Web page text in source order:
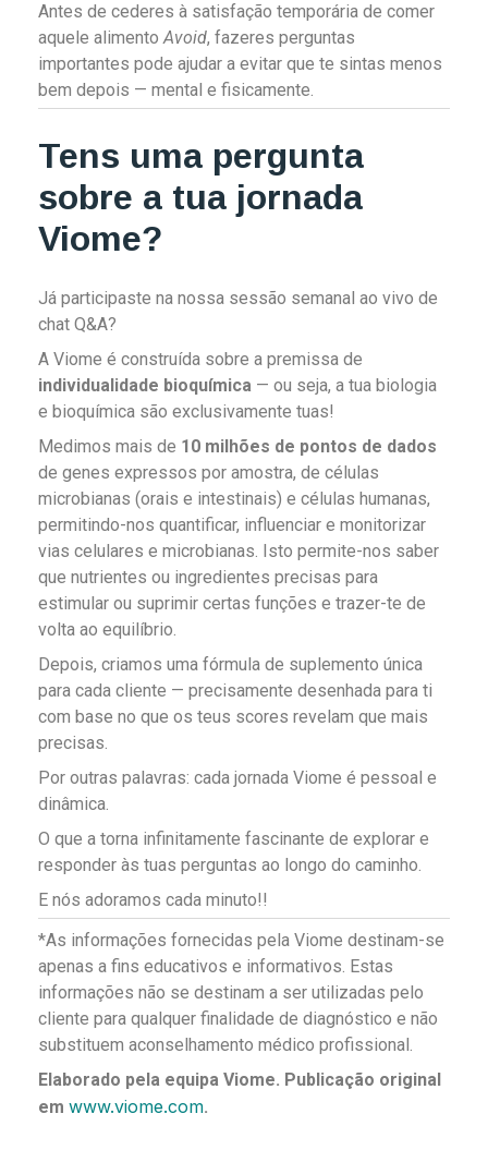
Antes de cederes à satisfação temporária de comer
aquele alimentoAvoid, fazeres perguntas
importantes pode ajudar a evitar que te sintas menos
bem depois — mental e fisicamente.
Tens uma pergunta
sobre a tua jornada
Viome?
Já participaste na nossa sessão semanal ao vivo de
chat Q&A?
A Viome é construída sobre a premissa de
individualidade bioquímica — ou seja, a tua biologia
e bioquímica são exclusivamente tuas!
Medimos mais de 10 milhões de pontos de dados
de genes expressos por amostra, de células
microbianas (orais e intestinais) e células humanas,
permitindo-nos quantificar, influenciar e monitorizar
vias celulares e microbianas. Isto permite-nos saber
que nutrientes ou ingredientes precisas para
estimular ou suprimir certas funções e trazer-te de
volta ao equilíbrio.
Depois, criamos uma fórmula de suplemento única
para cada cliente — precisamente desenhada para ti
com base no que os teus scores revelam que mais
precisas.
Por outras palavras: cada jornada Viome é pessoal e
dinâmica.
O que a torna infinitamente fascinante de explorar e
responder às tuas perguntas ao longo do caminho.
E nós adoramos cada minuto!!
*As informações fornecidas pela Viome destinam-se
apenas a fins educativos e informativos. Estas
informações não se destinam a ser utilizadas pelo
cliente para qualquer finalidade de diagnóstico e não
substituem aconselhamento médico profissional.
Elaborado pela equipa Viome. Publicação original
em www.viome.com.